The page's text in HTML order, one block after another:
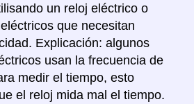
un reloj eléctrico o
que necesitan
Explicación: algunos
usan la frecuencia de
medir el tiempo, esto
el reloj mida mal el tiempo.